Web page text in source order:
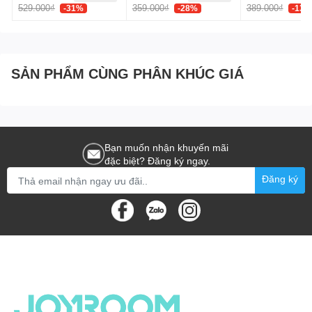
công tác hoặc sử dụng hàng ngày.
Công nghệ an toàn và bảo vệ
Bảo vệ quá dòng: Ngăn chặn dòng điện vượt quá mức
cho phép, tránh gây hại cho pin.
Ngăn chặn điện áp quá cao, bảo vệ thiết
bị khỏi bị cháy nổ.
Bảo vệ quá nhiệt:Ngăn chặn nhiệt độ tăng quá cao trong
Bảo vệ ngắn mạch:Ngăn chặn các sự cố ngắn mạch gây
So với củ sạc iPhone:Củ sạc Joyroom TCF15 cung cấp
529.000₫ -31% 359.000₫ -28%
iPhone
389.000₫ -13%
SẢN PHẨM CÙNG PHÂN KHÚC GIÁ
Bạn muốn nhận khuyến mãi
đặc biệt? Đăng ký ngay.
Đăng ký